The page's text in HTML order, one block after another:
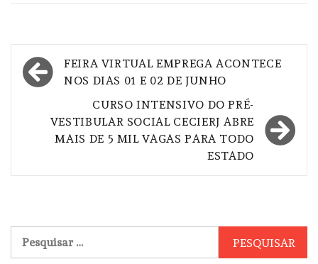
Navegação
de
FEIRA VIRTUAL EMPREGA ACONTECE
NOS DIAS 01 E 02 DE JUNHO
CURSO INTENSIVO DO PRÉ-
VESTIBULAR SOCIAL CECIERJ ABRE
MAIS DE 5 MIL VAGAS PARA TODO
ESTADO
por: